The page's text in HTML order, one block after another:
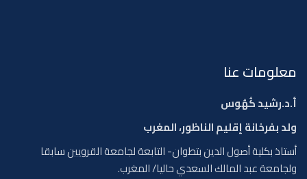
معلومات عنا
أ.د.رشيد كُهُوس
ولد بفرخانة إقليم الناظور، المغرب
أستاذ بكلية أصول الدين بتطوان- التابعة لجامعة القرويين سابقا
ولجامعة عبد المالك السعدي حاليا/ المغرب.